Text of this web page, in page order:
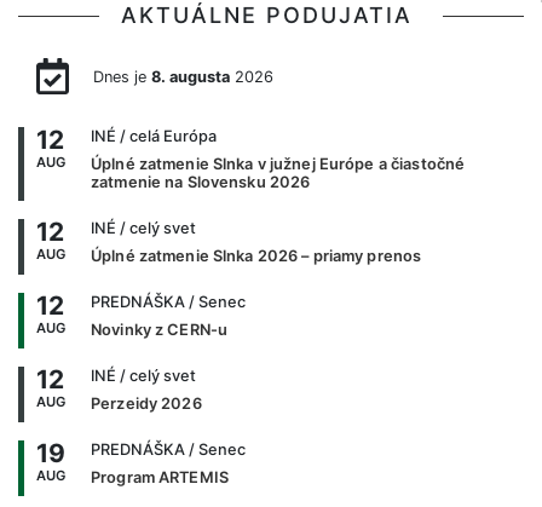
AKTUÁLNE PODUJATIA
Dnes je 8. augusta2026
12
AUG
INÉ / celá Európa
Úplné zatmenie Slnka v južnej Európe a čiastočné
zatmenie na Slovensku 2026
12
AUG
INÉ / celý svet
Úplné zatmenie Slnka 2026 – priamy prenos
12
AUG
PREDNÁŠKA / Senec
Novinky z CERN-u
12
AUG
INÉ / celý svet
Perzeidy 2026
19
AUG
PREDNÁŠKA / Senec
Program ARTEMIS